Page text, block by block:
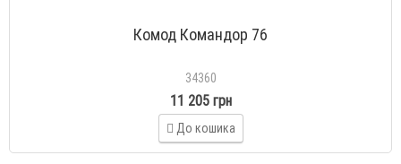
Комод Командор 76
34360
11 205 грн
До кошика